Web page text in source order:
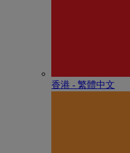
香港 - 繁體中文